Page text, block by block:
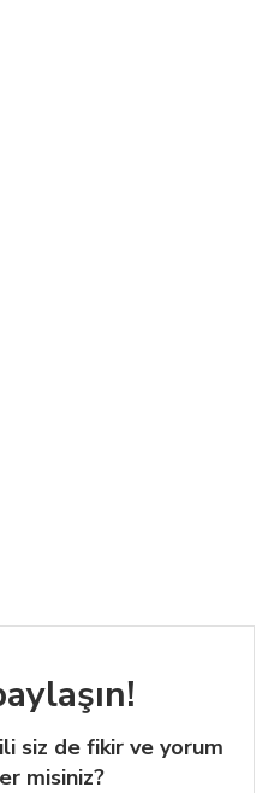
siz de fikir ve yorum
misiniz?